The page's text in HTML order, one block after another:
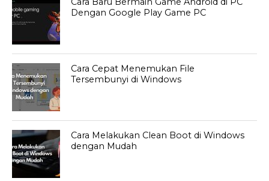
Dengan Google Play Game PC
Cara Cepat Menemukan File
Tersembunyi di Windows
Cara Melakukan Clean Boot di Windows
dengan Mudah